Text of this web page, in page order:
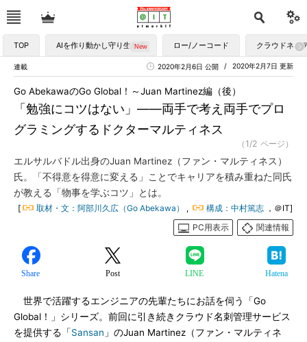
TOP AIを作り動かし守り生かす ロー/ノーコード クラウドネイ
連載 2020年2月7日 更新
2020年2月6日 公開
「勉強にコツはない」――両手で考え両手でプロ
グラミングするドクターマルティネス
Go AbekawaのGo Global！～Juan Martinez編（後）
（1/2 ページ）
エルサルバドル出身のJuan Martinez（ファン・マルティネス）
氏。「不得意を得意に変える」ことでキャリアを積み重ねた同氏
が教える「物事を学ぶコツ」とは。
[ 取材・文：阿部川久広（Go Abekawa） , 構成：中村篤志 ，＠IT]
PC用表示
関連情報
Share Post LINE Hatena
世界で活躍するエンジニアの先輩たちにお話を伺う「Go
Global！」シリーズ。前回に引き続きクラウド名刺管理サービス
を提供する「Sansan 」のJuan Martinez（ファン・マルティネ